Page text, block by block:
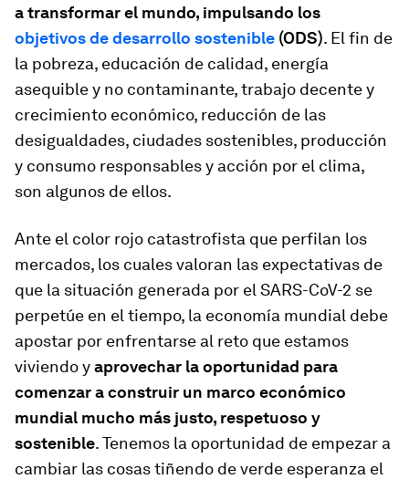
a transformar el mundo, impulsando los
objetivos de desarrollo sostenible (ODS). El fin de
la pobreza, educación de calidad, energía
asequible y no contaminante, trabajo decente y
crecimiento económico, reducción de las
desigualdades, ciudades sostenibles, producción
y consumo responsables y acción por el clima,
son algunos de ellos.
Ante el color rojo catastrofista que perfilan los
mercados, los cuales valoran las expectativas de
que la situación generada por el SARS-CoV-2 se
perpetúe en el tiempo, la economía mundial debe
apostar por enfrentarse al reto que estamos
viviendo yaprovechar la oportunidad para
comenzar a construir un marco económico
mundial mucho más justo, respetuoso y
sostenible. Tenemos la oportunidad de empezar a
cambiar las cosas tiñendo de verde esperanza el